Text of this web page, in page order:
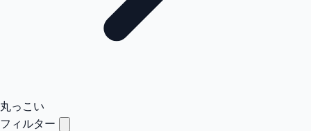
丸っこい
フィルター